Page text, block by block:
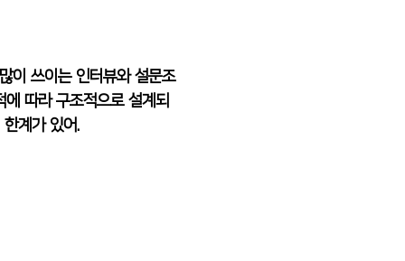
이 쓰이는 인터뷰와 설문조
따라 구조적으로 설계되
계가 있어.